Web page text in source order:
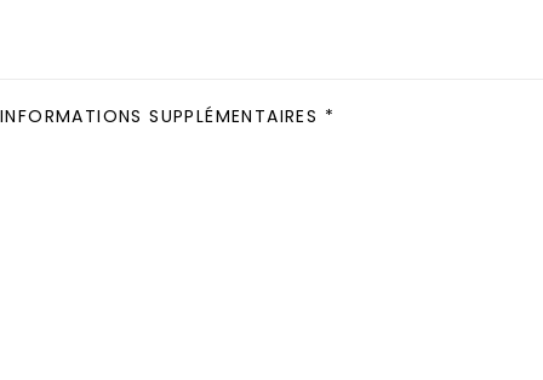
INFORMATIONS SUPPLÉMENTAIRES *